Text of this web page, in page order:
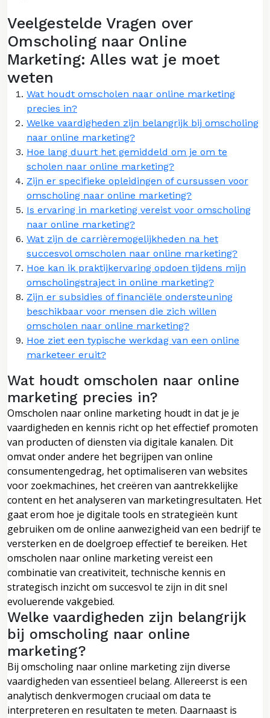
Veelgestelde Vragen over
Omscholing naar Online
Marketing: Alles wat je moet
weten
Wat houdt omscholen naar online marketing
precies in?
Welke vaardigheden zijn belangrijk bij omscholing
naar online marketing?
Hoe lang duurt het gemiddeld om je om te
scholen naar online marketing?
Zijn er specifieke opleidingen of cursussen voor
omscholing naar online marketing?
Is ervaring in marketing vereist voor omscholing
naar online marketing?
Wat zijn de carrièremogelijkheden na het
succesvol omscholen naar online marketing?
Hoe kan ik praktijkervaring opdoen tijdens mijn
omscholingstraject in online marketing?
Zijn er subsidies of financiële ondersteuning
beschikbaar voor mensen die zich willen
omscholen naar online marketing?
Hoe ziet een typische werkdag van een online
marketeer eruit?
Wat houdt omscholen naar online
marketing precies in?
Omscholen naar online marketing houdt in dat je je
vaardigheden en kennis richt op het effectief promoten
van producten of diensten via digitale kanalen. Dit
omvat onder andere het begrijpen van online
consumentengedrag, het optimaliseren van websites
voor zoekmachines, het creëren van aantrekkelijke
content en het analyseren van marketingresultaten. Het
gaat erom hoe je digitale tools en strategieën kunt
gebruiken om de online aanwezigheid van een bedrijf te
versterken en de doelgroep effectief te bereiken. Het
omscholen naar online marketing vereist een
combinatie van creativiteit, technische kennis en
strategisch inzicht om succesvol te zijn in dit snel
evoluerende vakgebied.
Welke vaardigheden zijn belangrijk
bij omscholing naar online
marketing?
Bij omscholing naar online marketing zijn diverse
vaardigheden van essentieel belang. Allereerst is een
analytisch denkvermogen cruciaal om data te
interpreteren en resultaten te meten. Daarnaast is